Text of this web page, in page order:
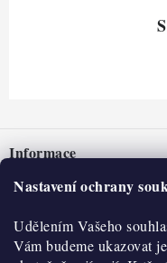
Nastavení ochrany
Udělením Vašeho
Vám budeme ukazovat
pInformace
Nepřevzetí zásilky na
Obchodní podmínky
Hodnocení obchodu
O nás
Historie
O nákupu